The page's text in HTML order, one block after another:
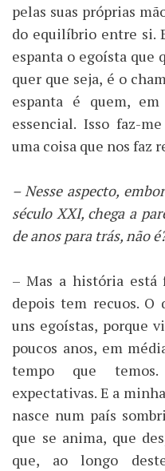
pelas suas próprias
do equilíbrio entre si.
espanta o egoísta que
quer que seja, é o
espanta é quem,
essencial. Isso faz-
uma coisa que nos faz
– Nesse aspecto,
século XXI, chega a
de anos para trás, não
– Mas a história está
depois tem recuos. O
uns egoístas, porque
poucos anos, em
tempo que
expectativas. E a
nasce num país
que se anima, que
que, ao longo